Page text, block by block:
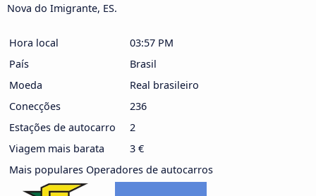
Nova do Imigrante, ES.
Hora local
03:57 PM
País
Brasil
Moeda
Real brasileiro
Conecções
236
Estações de autocarro
2
Viagem mais barata
3 €
Mais populares Operadores de autocarros